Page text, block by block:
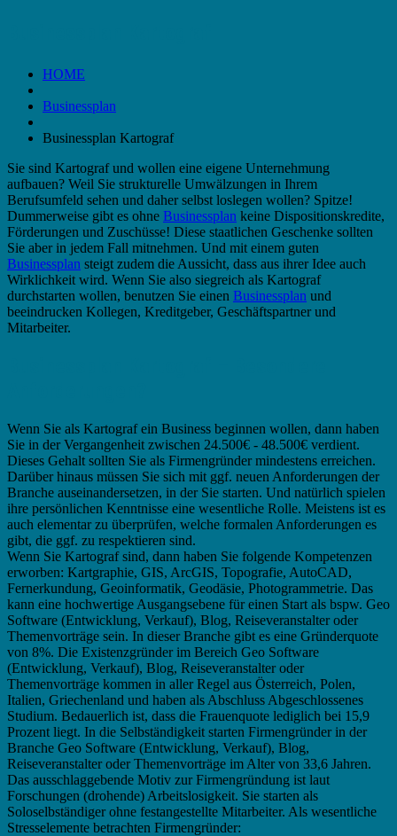
HOME
Businessplan
Businessplan Kartograf
Sie sind Kartograf und wollen eine eigene Unternehmung
aufbauen? Weil Sie strukturelle Umwälzungen in Ihrem
Berufsumfeld sehen und daher selbst loslegen wollen? Spitze!
Dummerweise gibt es ohne Businessplan keine Dispositionskredite,
Förderungen und Zuschüsse! Diese staatlichen Geschenke sollten
Sie aber in jedem Fall mitnehmen. Und mit einem guten
Businessplan steigt zudem die Aussicht, dass aus ihrer Idee auch
Wirklichkeit wird. Wenn Sie also siegreich als Kartograf
durchstarten wollen, benutzen Sie einen Businessplan und
beeindrucken Kollegen, Kreditgeber, Geschäftspartner und
Mitarbeiter.
Wenn Sie als Kartograf ein Business beginnen wollen, dann haben
Sie in der Vergangenheit zwischen 24.500€ - 48.500€ verdient.
Dieses Gehalt sollten Sie als Firmengründer mindestens erreichen.
Darüber hinaus müssen Sie sich mit ggf. neuen Anforderungen der
Branche auseinandersetzen, in der Sie starten. Und natürlich spielen
ihre persönlichen Kenntnisse eine wesentliche Rolle. Meistens ist es
auch elementar zu überprüfen, welche formalen Anforderungen es
gibt, die ggf. zu respektieren sind.
Wenn Sie Kartograf sind, dann haben Sie folgende Kompetenzen
erworben: Kartgraphie, GIS, ArcGIS, Topografie, AutoCAD,
Fernerkundung, Geoinformatik, Geodäsie, Photogrammetrie. Das
kann eine hochwertige Ausgangsebene für einen Start als bspw. Geo
Software (Entwicklung, Verkauf), Blog, Reiseveranstalter oder
Themenvorträge sein. In dieser Branche gibt es eine Gründerquote
von 8%. Die Existenzgründer im Bereich Geo Software
(Entwicklung, Verkauf), Blog, Reiseveranstalter oder
Themenvorträge kommen in aller Regel aus Österreich, Polen,
Italien, Griechenland und haben als Abschluss Abgeschlossenes
Studium. Bedauerlich ist, dass die Frauenquote lediglich bei 15,9
Prozent liegt. In die Selbständigkeit starten Firmengründer in der
Branche Geo Software (Entwicklung, Verkauf), Blog,
Reiseveranstalter oder Themenvorträge im Alter von 33,6 Jahren.
Das ausschlaggebende Motiv zur Firmengründung ist laut
Forschungen (drohende) Arbeitslosigkeit. Sie starten als
Soloselbständiger ohne festangestellte Mitarbeiter. Als wesentliche
Stresselemente betrachten Firmengründer: